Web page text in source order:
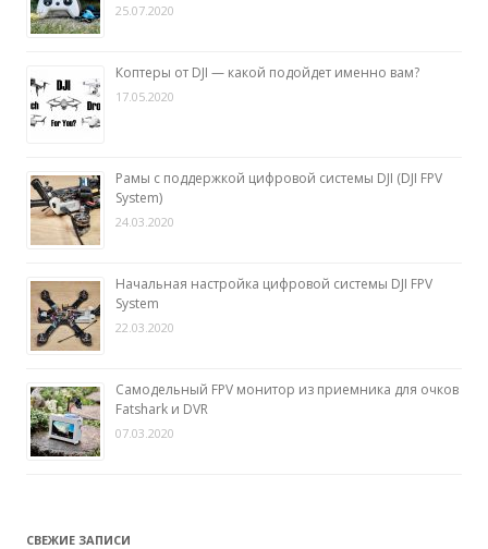
25.07.2020
Коптеры от DJI — какой подойдет именно вам?
17.05.2020
Рамы с поддержкой цифровой системы DJI (DJI FPV
System)
24.03.2020
Начальная настройка цифровой системы DJI FPV
System
22.03.2020
Самодельный FPV монитор из приемника для очков
Fatshark и DVR
07.03.2020
СВЕЖИЕ ЗАПИСИ